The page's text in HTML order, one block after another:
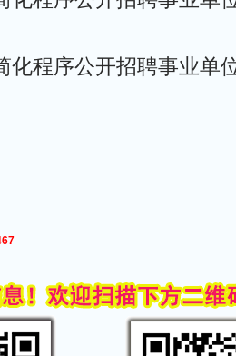
化程序公开招聘事业单